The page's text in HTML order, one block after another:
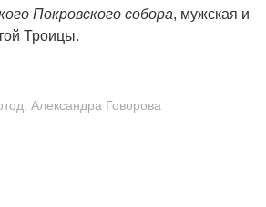
Покровского собора, мужская и
Троицы.
Александра Говорова